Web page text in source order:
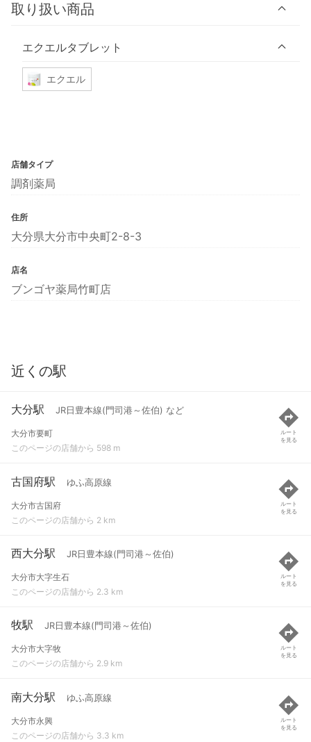
取り扱い商品
エクエルタブレット
エクエル
店舗タイプ
調剤薬局
住所
大分県大分市中央町2-8-3
店名
ブンゴヤ薬局竹町店
近くの駅
大分駅 JR日豊本線(門司港～佐伯) など
大分市要町
このページの店舗から 598 m
ルート
を見る
古国府駅 ゆふ高原線
大分市古国府
このページの店舗から 2 km
ルート
を見る
西大分駅 JR日豊本線(門司港～佐伯)
大分市大字生石
このページの店舗から 2.3 km
ルート
を見る
牧駅 JR日豊本線(門司港～佐伯)
大分市大字牧
このページの店舗から 2.9 km
ルート
を見る
南大分駅 ゆふ高原線
大分市永興
このページの店舗から 3.3 km
ルート
を見る